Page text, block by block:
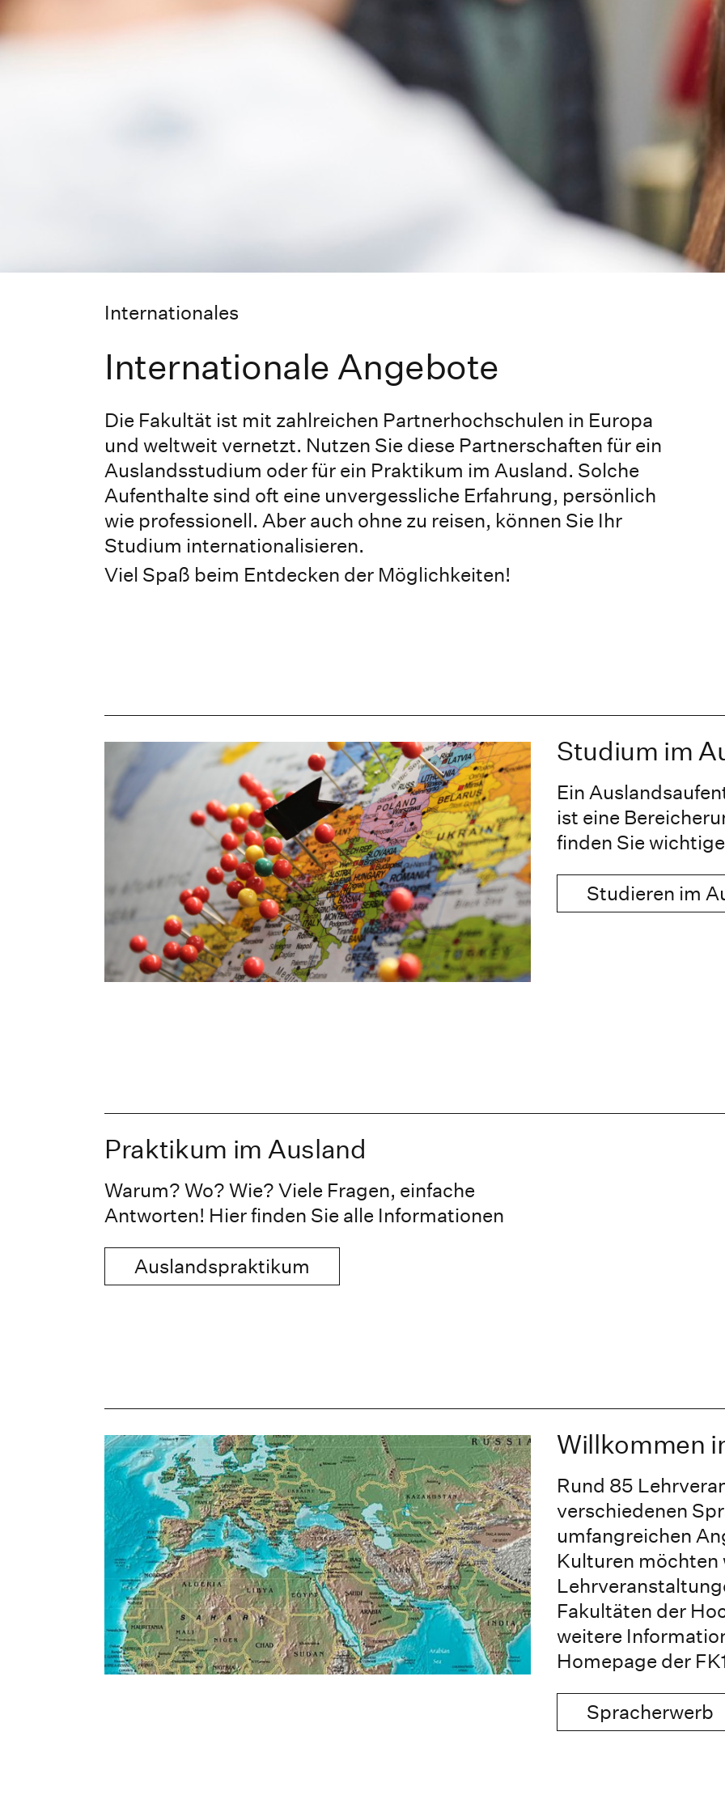
Internationales
Internationale Angebote
Die Fakultät ist mit zahlreichen Partnerhochschulen in Europa
und weltweit vernetzt. Nutzen Sie diese Partnerschaften für ein
Auslandsstudium oder für ein Praktikum im Ausland. Solche
Aufenthalte sind oft eine unvergessliche Erfahrung, persönlich
wie professionell. Aber auch ohne zu reisen, können Sie Ihr
Studium internationalisieren.
Viel Spaß beim Entdecken der Möglichkeiten!
Studium im
Ein
ist eine
finden Sie
Studieren im
Praktikum im Ausland
Warum? Wo? Wie? Viele Fragen, einfache
Antworten! Hier finden Sie alle Informationen
Auslandspraktikum
Willkommen
Rund 85
verschiedenen
umfangreichen
Kulturen möchten
Fakultäten der
weitere
Homepage der
Spracherwerb